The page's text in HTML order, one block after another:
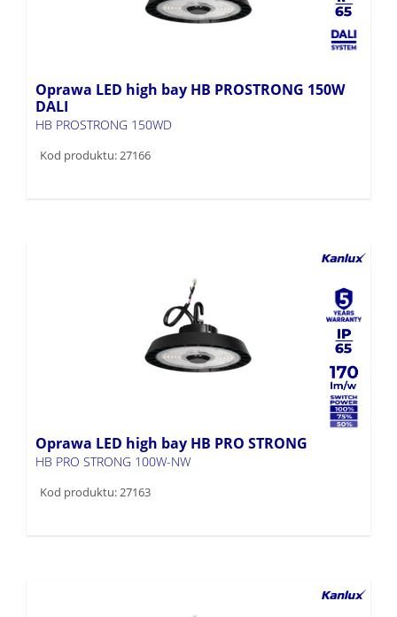
Oprawa LED high bay HB PROSTRONG 150W
DALI
HB PROSTRONG 150WD
Kod produktu: 27166
Oprawa LED high bay HB PRO STRONG
HB PRO STRONG 100W-NW
Kod produktu: 27163